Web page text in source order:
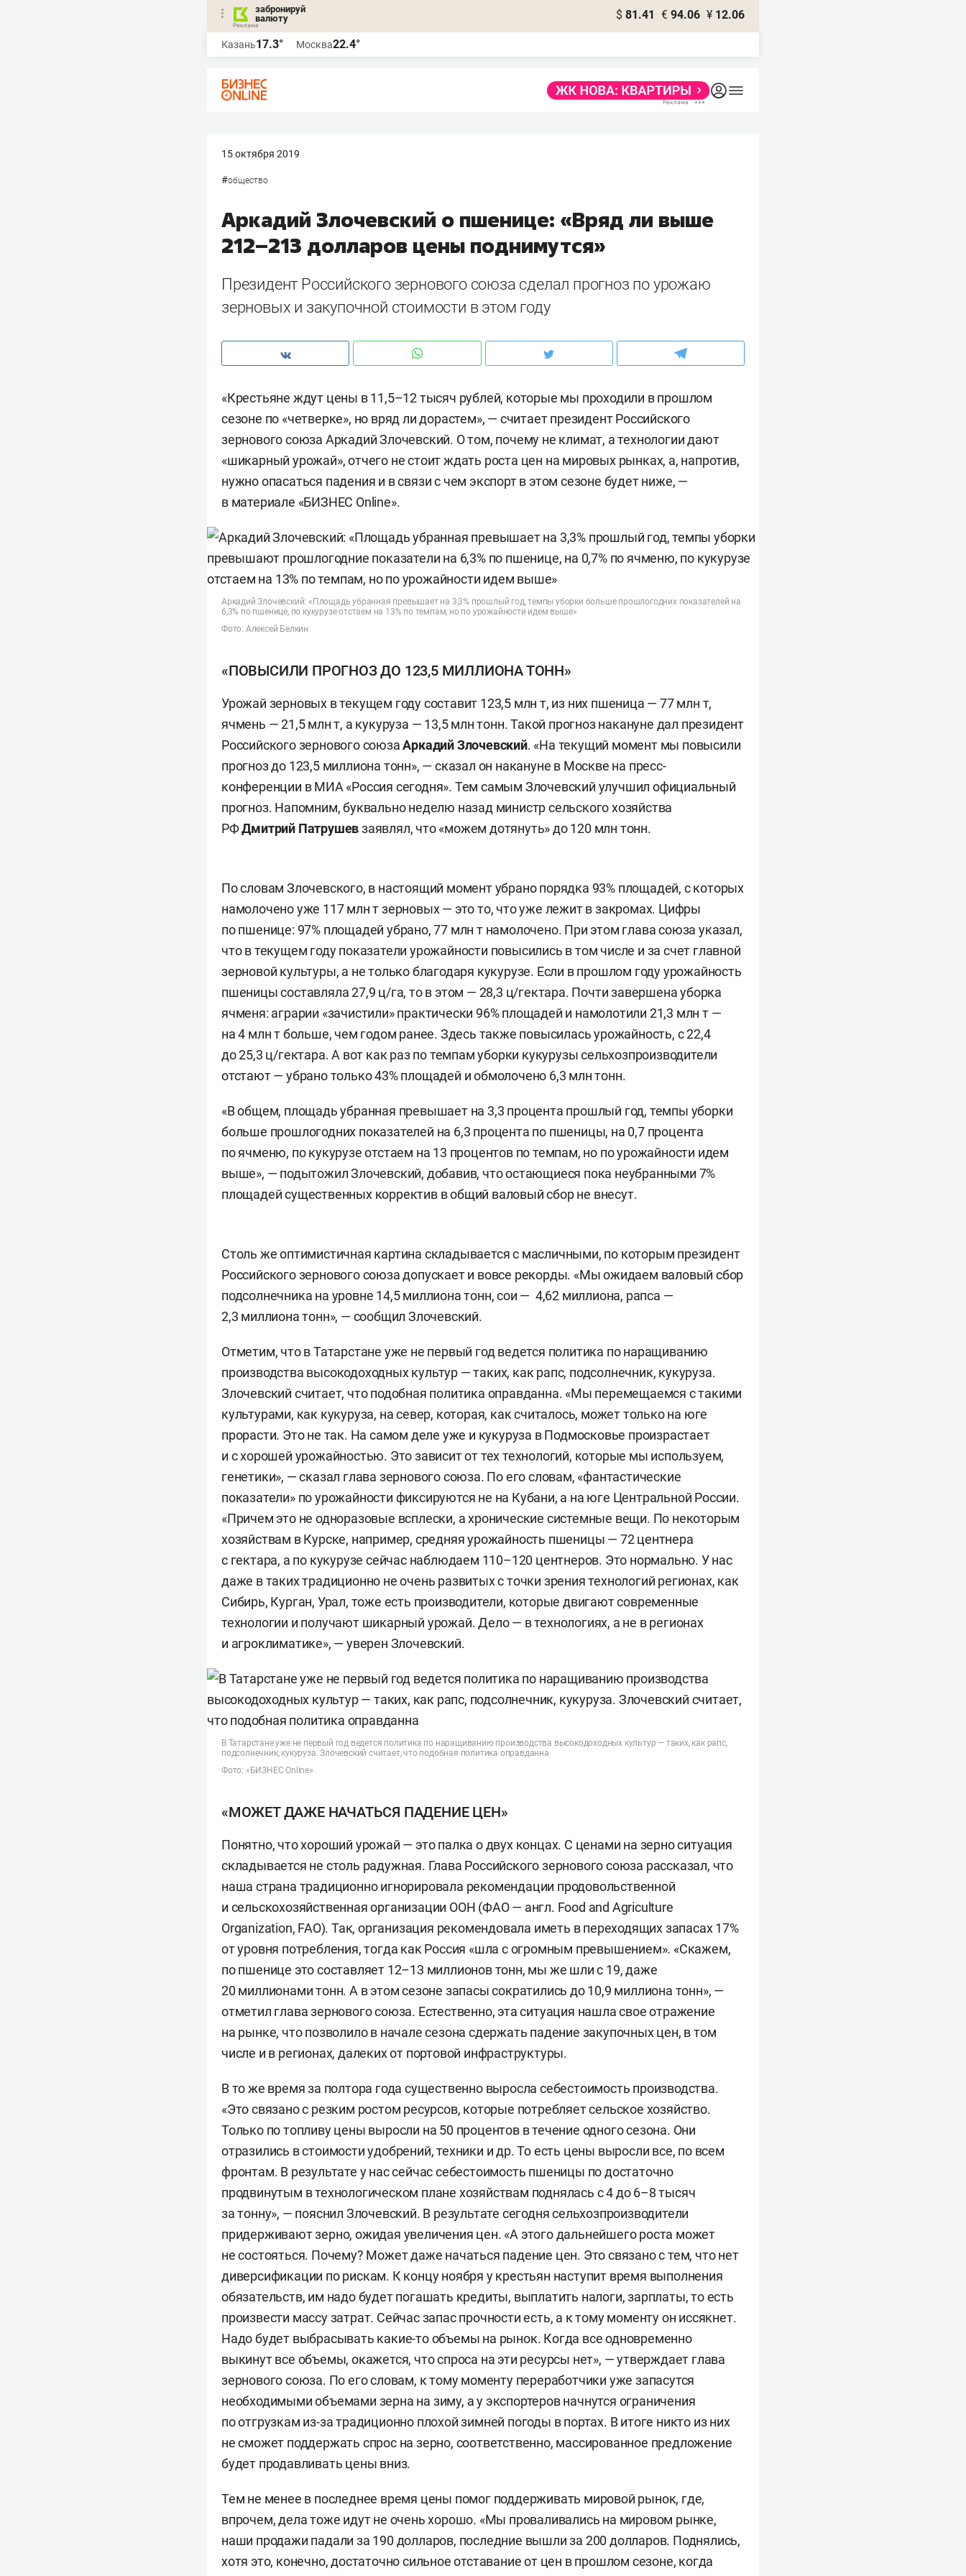
забронируй
валюту
$ 81.41 € 94.06 ¥ 12.06
Казань17.3° Москва22.4°
15 октября 2019
#общество
Аркадий Злочевский о пшенице: «Вряд ли выше
212–213 долларов цены поднимутся»
Президент Российского зернового союза сделал прогноз по урожаю
зерновых и закупочной стоимости в этом году
«Крестьяне ждут цены в 11,5–12 тысяч рублей, которые мы проходили в прошлом
сезоне по «четверке», но вряд ли дорастем», — считает президент Российского
зернового союза Аркадий Злочевский. О том, почему не климат, а технологии дают
«шикарный урожай», отчего не стоит ждать роста цен на мировых рынках, а, напротив,
нужно опасаться падения и в связи с чем экспорт в этом сезоне будет ниже, —
в материале «БИЗНЕС Online».
Аркадий Злочевский: «Площадь убранная превышает на 3,3% прошлый год, темпы уборки больше прошлогодних показателей на
6,3% по пшенице, по кукурузе отстаем на 13% по темпам, но по урожайности идем выше»
Фото: Алексей Белкин
«ПОВЫСИЛИ ПРОГНОЗ ДО 123,5 МИЛЛИОНА ТОНН»
Урожай зерновых в текущем году составит 123,5 млн т, из них пшеница — 77 млн т,
ячмень — 21,5 млн т, а кукуруза — 13,5 млн тонн. Такой прогноз накануне дал президент
Российского зернового союзаАркадий Злочевский. «На текущий момент мы повысили
прогноз до 123,5 миллиона тонн», — сказал он накануне в Москве на пресс-
конференции в МИА «Россия сегодня». Тем самым Злочевский улучшил официальный
прогноз. Напомним, буквально неделю назад министр сельского хозяйства
РФДмитрий Патрушевзаявлял, что «можем дотянуть» до 120 млн тонн.
По словам Злочевского, в настоящий момент убрано порядка 93% площадей, с которых
намолочено уже 117 млн т зерновых — это то, что уже лежит в закромах. Цифры
по пшенице: 97% площадей убрано, 77 млн т намолочено. При этом глава союза указал,
что в текущем году показатели урожайности повысились в том числе и за счет главной
зерновой культуры, а не только благодаря кукурузе. Если в прошлом году урожайность
пшеницы составляла 27,9 ц/га, то в этом — 28,3 ц/гектара. Почти завершена уборка
ячменя: аграрии «зачистили» практически 96% площадей и намолотили 21,3 млн т —
на 4 млн т больше, чем годом ранее. Здесь также повысилась урожайность, с 22,4
до 25,3 ц/гектара. А вот как раз по темпам уборки кукурузы сельхозпроизводители
отстают — убрано только 43% площадей и обмолочено 6,3 млн тонн.
«В общем, площадь убранная превышает на 3,3 процента прошлый год, темпы уборки
больше прошлогодних показателей на 6,3 процента по пшеницы, на 0,7 процента
по ячменю, по кукурузе отстаем на 13 процентов по темпам, но по урожайности идем
выше», — подытожил Злочевский, добавив, что остающиеся пока неубранными 7%
площадей существенных корректив в общий валовый сбор не внесут.
Столь же оптимистичная картина складывается с масличными, по которым президент
Российского зернового союза допускает и вовсе рекорды. «Мы ожидаем валовый сбор
подсолнечника на уровне 14,5 миллиона тонн, сои — 4,62 миллиона, рапса —
2,3 миллиона тонн», — сообщил Злочевский.
Отметим, что в Татарстане уже не первый год ведется политика по наращиванию
производства высокодоходных культур — таких, как рапс, подсолнечник, кукуруза.
Злочевский считает, что подобная политика оправданна. «Мы перемещаемся с такими
культурами, как кукуруза, на север, которая, как считалось, может только на юге
прорасти. Это не так. На самом деле уже и кукуруза в Подмосковье произрастает
и с хорошей урожайностью. Это зависит от тех технологий, которые мы используем,
генетики», — сказал глава зернового союза. По его словам, «фантастические
показатели» по урожайности фиксируются не на Кубани, а на юге Центральной России.
«Причем это не одноразовые всплески, а хронические системные вещи. По некоторым
хозяйствам в Курске, например, средняя урожайность пшеницы — 72 центнера
с гектара, а по кукурузе сейчас наблюдаем 110–120 центнеров. Это нормально. У нас
даже в таких традиционно не очень развитых с точки зрения технологий регионах, как
Сибирь, Курган, Урал, тоже есть производители, которые двигают современные
технологии и получают шикарный урожай. Дело — в технологиях, а не в регионах
и агроклиматике», — уверен Злочевский.
В Татарстане уже не первый год ведется политика по наращиванию производства высокодоходных культур — таких, как рапс,
подсолнечник, кукуруза. Злочевский считает, что подобная политика оправданна
Фото: «БИЗНЕС Online»
«МОЖЕТ ДАЖЕ НАЧАТЬСЯ ПАДЕНИЕ ЦЕН»
Понятно, что хороший урожай — это палка о двух концах. С ценами на зерно ситуация
складывается не столь радужная. Глава Российского зернового союза рассказал, что
наша страна традиционно игнорировала рекомендации продовольственной
и сельскохозяйственная организации ООН (ФАО — англ. Food and Agriculture
Organization, FAO). Так, организация рекомендовала иметь в переходящих запасах 17%
от уровня потребления, тогда как Россия «шла с огромным превышением». «Скажем,
по пшенице это составляет 12–13 миллионов тонн, мы же шли с 19, даже
20 миллионами тонн. А в этом сезоне запасы сократились до 10,9 миллиона тонн», —
отметил глава зернового союза. Естественно, эта ситуация нашла свое отражение
на рынке, что позволило в начале сезона сдержать падение закупочных цен, в том
числе и в регионах, далеких от портовой инфраструктуры.
В то же время за полтора года существенно выросла себестоимость производства.
«Это связано с резким ростом ресурсов, которые потребляет сельское хозяйство.
Только по топливу цены выросли на 50 процентов в течение одного сезона. Они
отразились в стоимости удобрений, техники и др. То есть цены выросли все, по всем
фронтам. В результате у нас сейчас себестоимость пшеницы по достаточно
продвинутым в технологическом плане хозяйствам поднялась с 4 до 6–8 тысяч
за тонну», — пояснил Злочевский. В результате сегодня сельхозпроизводители
придерживают зерно, ожидая увеличения цен. «А этого дальнейшего роста может
не состояться. Почему? Может даже начаться падение цен. Это связано с тем, что нет
диверсификации по рискам. К концу ноября у крестьян наступит время выполнения
обязательств, им надо будет погашать кредиты, выплатить налоги, зарплаты, то есть
произвести массу затрат. Сейчас запас прочности есть, а к тому моменту он иссякнет.
Надо будет выбрасывать какие-то объемы на рынок. Когда все одновременно
выкинут все объемы, окажется, что спроса на эти ресурсы нет», — утверждает глава
зернового союза. По его словам, к тому моменту переработчики уже запасутся
необходимыми объемами зерна на зиму, а у экспортеров начнутся ограничения
по отгрузкам из-за традиционно плохой зимней погоды в портах. В итоге никто из них
не сможет поддержать спрос на зерно, соответственно, массированное предложение
будет продавливать цены вниз.
Тем не менее в последнее время цены помог поддерживать мировой рынок, где,
впрочем, дела тоже идут не очень хорошо. «Мы проваливались на мировом рынке,
наши продажи падали за 190 долларов, последние вышли за 200 долларов. Поднялись,
хотя это, конечно, достаточно сильное отставание от цен в прошлом сезоне, когда